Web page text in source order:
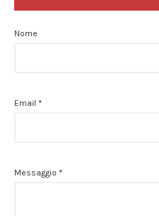
Nome
Email *
Messaggio *